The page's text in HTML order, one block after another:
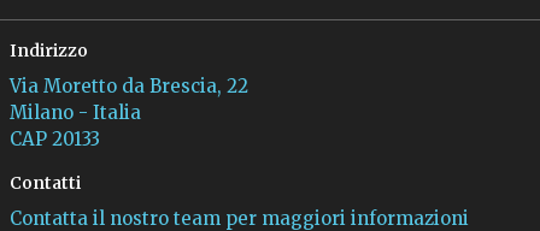
Indirizzo
Via Moretto da Brescia, 22
Milano - Italia
CAP 20133
Contatti
Contatta il nostro team per maggiori informazioni